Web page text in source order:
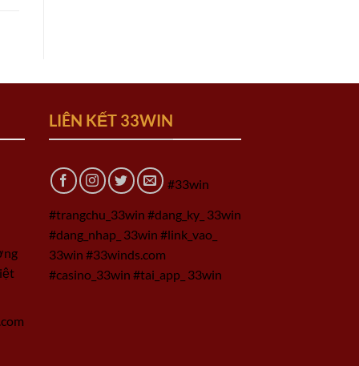
LIÊN KẾT 33WIN
#33win
#trangchu_33win #dang_ky_ 33win
#dang_nhap_ 33win #link_vao_
33win #33winds.com
#casino_33win #tai_app_ 33win